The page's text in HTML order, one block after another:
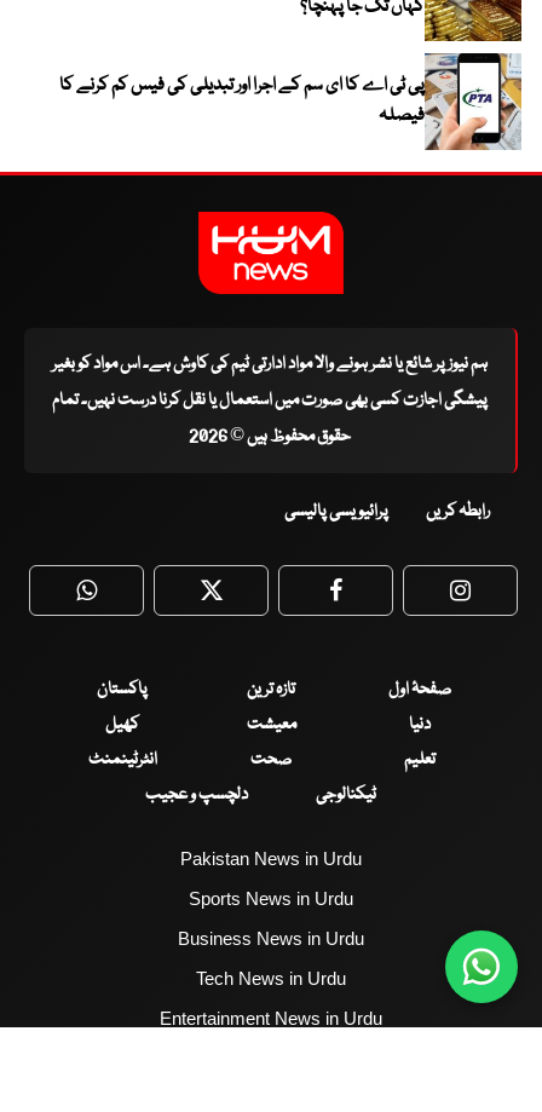
کہاں تک جا پہنچا؟
پی ٹی اے کا ای سم کے اجرا اور تبدیلی کی فیس کم کرنے کا
فیصلہ
ہم نیوز پر شائع یا نشر ہونے والا مواد ادارتی ٹیم کی کاوش ہے۔ اس مواد کو بغیر
پیشگی اجازت کسی بھی صورت میں استعمال یا نقل کرنا درست نہیں۔ تمام
حقوق محفوظ ہیں © 2026
رابطہ کریں پرائیویسی پالیسی
WhatsApp Twitter Facebook
صفحۂ اول تازہ ترین
پاکستان
دنیا
معیشت
کھیل
تعلیم
صحت
انٹرٹینمنٹ
ٹیکنالوجی
دلچسپ و عجیب
Pakistan News in Urdu
Sports News in Urdu
Business News in Urdu
Tech News in Urdu
Entertainment News in Urdu